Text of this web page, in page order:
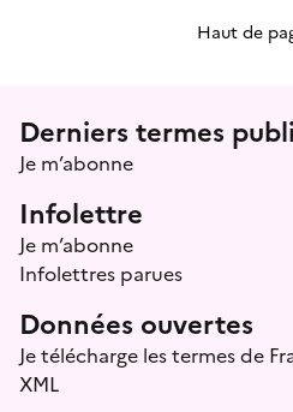
Haut de
Menu prefooter
Derniers termes
Je m’abonne
Infolettre
Je m’abonne
Infolettres parues
Données ouvertes
Je télécharge les termes de
XML